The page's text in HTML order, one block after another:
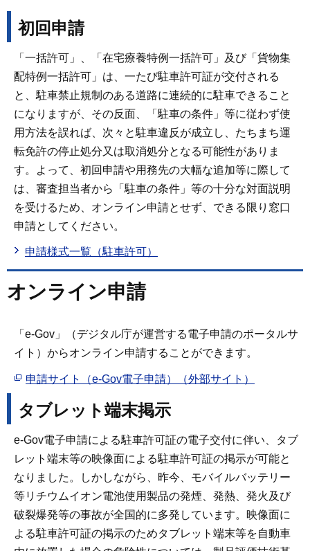
初回申請
「一括許可」、「在宅療養特例一括許可」及び「貨物集
配特例一括許可」は、一たび駐車許可証が交付される
と、駐車禁止規制のある道路に連続的に駐車できること
になりますが、その反面、「駐車の条件」等に従わず使
用方法を誤れば、次々と駐車違反が成立し、たちまち運
転免許の停止処分又は取消処分となる可能性がありま
す。よって、初回申請や用務先の大幅な追加等に際して
は、審査担当者から「駐車の条件」等の十分な対面説明
を受けるため、オンライン申請とせず、できる限り窓口
申請としてください。
申請様式一覧（駐車許可）
オンライン申請
「e-Gov」（デジタル庁が運営する電子申請のポータルサ
イト）からオンライン申請することができます。
申請サイト（e-Gov電子申請）（外部サイト）
タブレット端末掲示
e-Gov電子申請による駐車許可証の電子交付に伴い、タブ
レット端末等の映像面による駐車許可証の掲示が可能と
なりました。しかしながら、昨今、モバイルバッテリー
等リチウムイオン電池使用製品の発煙、発熱、発火及び
破裂爆発等の事故が全国的に多発しています。映像面に
よる駐車許可証の掲示のためタブレット端末等を自動車